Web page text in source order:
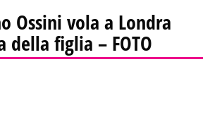
Ossini vola a Londra
della figlia – FOTO